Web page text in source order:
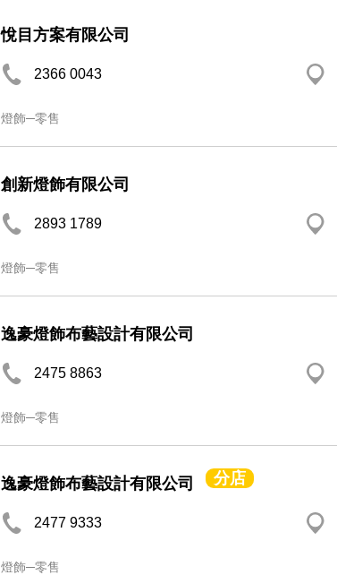
悅目方案有限公司
2366 0043
燈飾─零售
創新燈飾有限公司
2893 1789
燈飾─零售
逸豪燈飾布藝設計有限公司
2475 8863
燈飾─零售
逸豪燈飾布藝設計有限公司 分店
2477 9333
燈飾─零售